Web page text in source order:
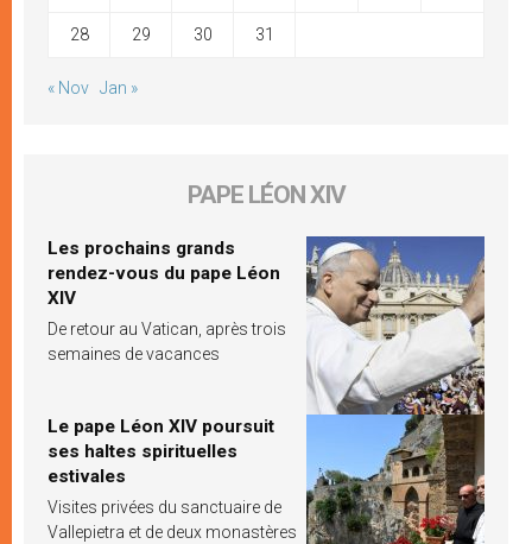
28 29 30 31
« Nov Jan »
PAPE LÉON XIV
Les prochains grands
rendez-vous du pape Léon
XIV
De retour au Vatican, après trois
semaines de vacances
Le pape Léon XIV poursuit
ses haltes spirituelles
estivales
Visites privées du sanctuaire de
Vallepietra et de deux monastères